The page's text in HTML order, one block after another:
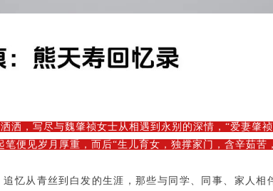
洒 ，写尽与魏肇祯女士从相遇到永别的深情， “爱妻肇
笔便见岁月厚重，而后“生儿育女，独撑家门，含辛茹苦
忆从青丝到白发的生涯，那些与同学、同事、家人相